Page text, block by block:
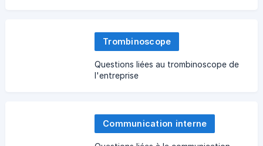
Trombinoscope
Questions liées au trombinoscope de
l'entreprise
Communication interne